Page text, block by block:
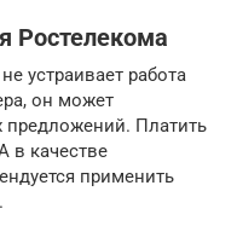
Ростелекома
устраивает работа
он может
предложений. Платить
в качестве
применить